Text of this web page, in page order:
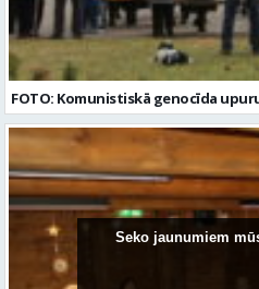
FOTO: Komunistiskā genocīda
Seko jaunumiem